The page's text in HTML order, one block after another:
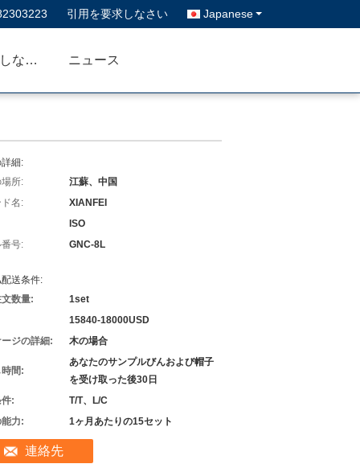
引用を要求しなさい Japanese
私達に連絡しなさい ニュース
細:
所:
江蘇、中国
名:
XIANFEI
ISO
号:
GNC-8L
送条件:
数量:
1set
15840-18000USD
ジの詳細:
木の場合
間:
あなたのサンプルびんおよび帽子
を受け取った後30日
:
T/T、L/C
力:
1ヶ月あたりの15セット
連絡先